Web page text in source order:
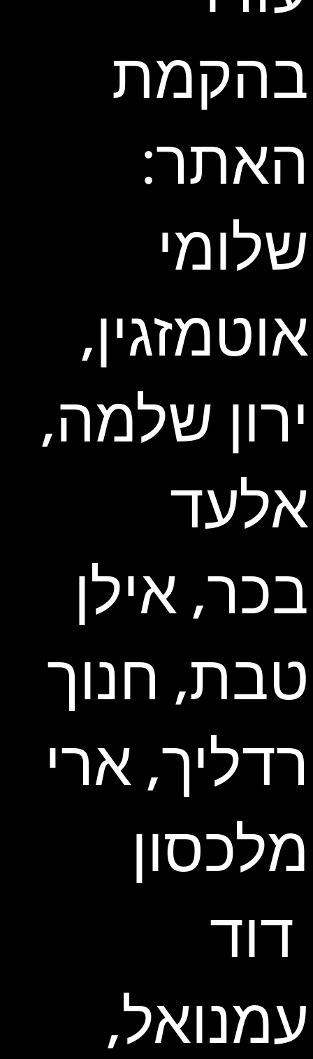
בהקמת
האתר:
שלומי
אוטמזגין,
ירון שלמה,
אלעד
בכר, אילן
טבת, חנוך
רדליך, ארי
מלכסון
דוד
עמנואל,